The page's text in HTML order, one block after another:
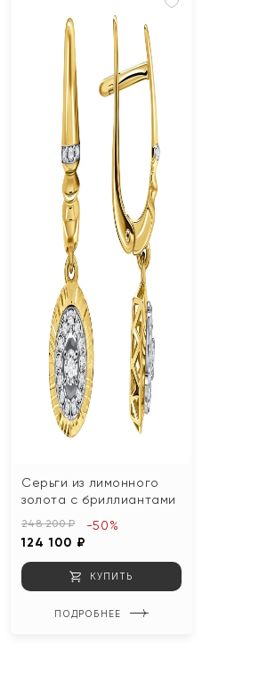
Серьги из лимонного
золота с бриллиантами
248 200 ₽
124 100 ₽
-50%
КУПИТЬ
ПОДРОБНЕЕ